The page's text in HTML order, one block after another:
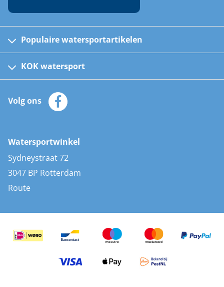
Populaire watersportartikelen
Kinder reddingsvesten
Automatische reddingsvesten
Zeilkleding
Zonnepanelen
AIS transponders
Stootwillen en fenders
Bootkussens
Zwemtrappen
KOK watersport
Klantenservice
Merken
Volg ons
Watersportwinkel
Sydneystraat 72
3047 BP Rotterdam
Route